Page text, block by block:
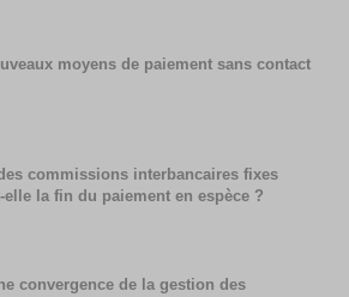
moyens de paiement sans contact
commissions interbancaires fixes
elle la fin du paiement en espèce ?
convergence de la gestion des